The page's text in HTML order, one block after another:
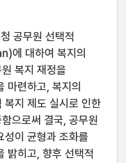
공무원 선택적
대하여 복지의
복지 재정을
마련하고, 복지의
복지 제도 실시로 인한
으로써 결국, 공무원
성이 균형과 조화를
밝히고, 향후 선택적